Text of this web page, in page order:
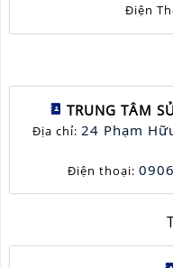
Điện
TRUNG TÂM
Địa chỉ: 24 Phạm
Điện thoại: